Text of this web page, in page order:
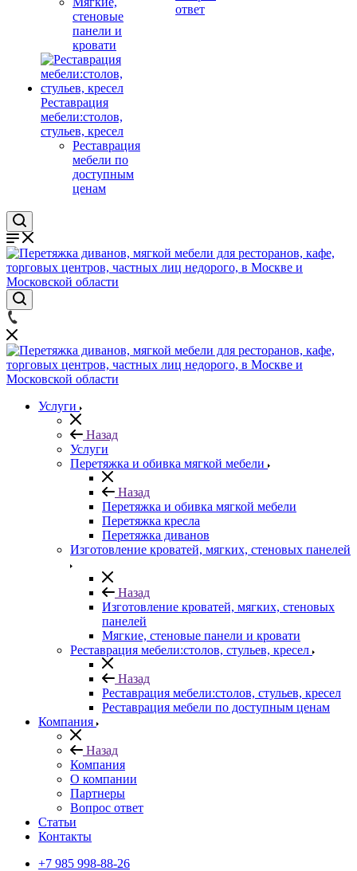
стеновые
панели и
кровати
Реставрация
мебели:столов,
стульев, кресел
Реставрация
мебели по
доступным
ценам
ответ
Услуги
Назад
Услуги
Перетяжка и обивка мягкой мебели
Назад
Перетяжка и обивка мягкой мебели
Перетяжка кресла
Перетяжка диванов
Изготовление кроватей, мягких, стеновых панелей
Назад
Изготовление кроватей, мягких, стеновых
панелей
Мягкие, стеновые панели и кровати
Реставрация мебели:столов, стульев, кресел
Назад
Реставрация мебели:столов, стульев, кресел
Реставрация мебели по доступным ценам
Компания
Назад
Компания
О компании
Партнеры
Вопрос ответ
Cтатьи
Контакты
+7 985 998-88-26